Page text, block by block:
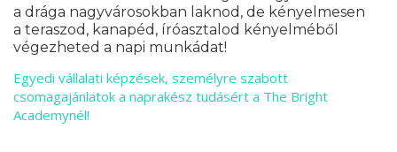
a drága nagyvárosokban laknod, de kényelmesen
a teraszod, kanapéd, íróasztalod kényelméből
végezheted a napi munkádat!
Egyedi vállalati képzések, személyre szabott
csomagajánlatok a naprakész tudásért a The Bright
Academynél!